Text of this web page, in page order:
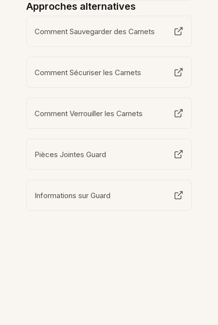
Approches alternatives
Comment Sauvegarder des Carnets
Comment Sécuriser les Carnets
Comment Verrouiller les Carnets
Pièces Jointes Guard
Informations sur Guard